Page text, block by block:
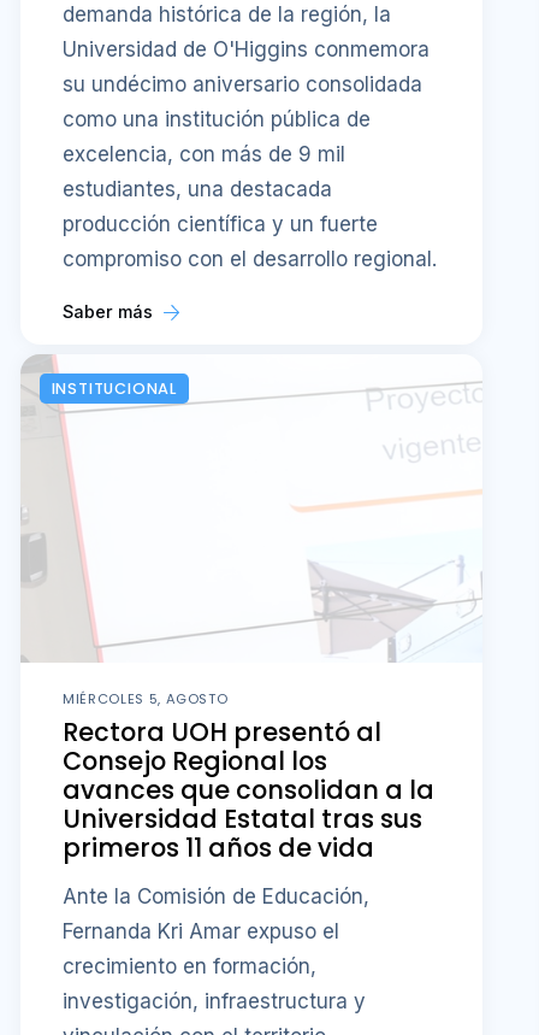
demanda histórica de la región, la
Universidad de O'Higgins conmemora
su undécimo aniversario consolidada
como una institución pública de
excelencia, con más de 9 mil
estudiantes, una destacada
producción científica y un fuerte
compromiso con el desarrollo regional.
Saber más
INSTITUCIONAL
MIÉRCOLES 5, AGOSTO
Rectora UOH presentó al
Consejo Regional los
avances que consolidan a la
Universidad Estatal tras sus
primeros 11 años de vida
Ante la Comisión de Educación,
Fernanda Kri Amar expuso el
crecimiento en formación,
investigación, infraestructura y